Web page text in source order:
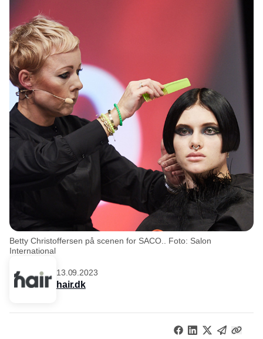
Betty Christoffersen på scenen for SACO.. Foto: Salon
International
13.09.2023
hair.dk